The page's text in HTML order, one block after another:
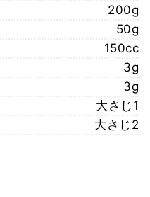
200g
50g
150cc
3g
3g
大さじ1
大さじ2